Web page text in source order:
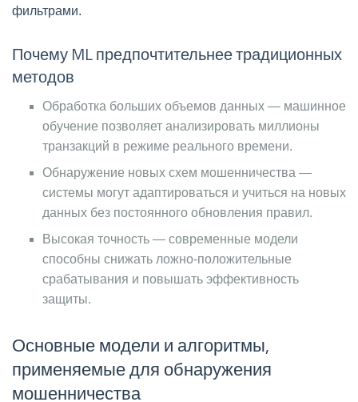
фильтрами.
Почему ML предпочтительнее традиционных
методов
Обработка больших объемов данных — машинное
обучение позволяет анализировать миллионы
транзакций в режиме реального времени.
Обнаружение новых схем мошенничества —
системы могут адаптироваться и учиться на новых
данных без постоянного обновления правил.
Высокая точность — современные модели
способны снижать ложно-положительные
срабатывания и повышать эффективность
защиты.
Основные модели и алгоритмы,
применяемые для обнаружения
мошенничества